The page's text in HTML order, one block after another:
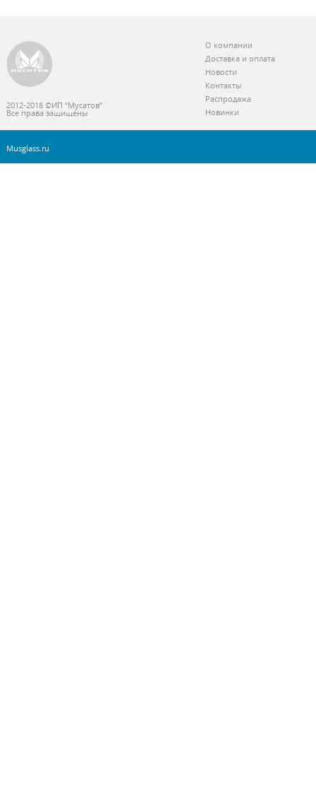
2012-2018 ©ИП “Мусатов”
Все права защищены
О компании
Доставка и оплата
Новости
Контакты
Распродажа
Новинки
Musglass.ru